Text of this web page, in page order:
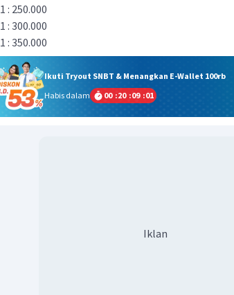
1 : 250.000
1 : 300.000
1 : 350.000
Ikuti Tryout SNBT & Menangkan E-Wallet 100rb
Habis dalam
00 :20 :09 :01
Iklan